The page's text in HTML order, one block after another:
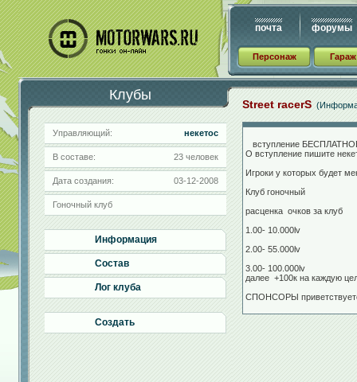
почта форумы
Персонаж Гараж
Клубы
Управляющий: некетос
В составе: 23 человек
Дата создания: 03-12-2008
Гоночный клуб
Информация
Состав
Лог клуба
Создать
Street racerS
вступление
О вступление пишите
Игроки у которых будет
Клуб гоночный
расценка очков за клуб
1.00- 10.000lv
2.00- 55.000lv
3.00- 100.000lv
далее +100к на каждую
СПОНСОРЫ